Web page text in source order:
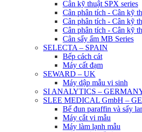
Cân kỹ thuật SPX series
Cân phân tích - Cân kỹ
Cân phân tích - Cân kỹ
Cân phân tích - Cân kỹ
Cân sấy ẩm MB Series
SELECTA – SPAIN
Bếp cách cát
Máy cất đạm
SEWARD – UK
Máy dập mẫu vi sinh
SI ANALYTICS –
SLEE MEDICAL GmbH –
Bể đun paraffin và sấy
Máy cắt vi mẫu
Máy làm lạnh mẫu